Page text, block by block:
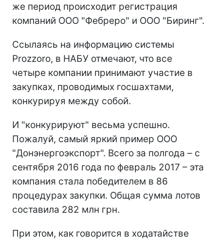
же период происходит регистрация
компаний ООО "Фебреро" и ООО "Биринг".
Ссылаясь на информацию системы
Prozzoro, в НАБУ отмечают, что все
четыре компании принимают участие в
закупках, проводимых госшахтами,
конкурируя между собой.
И "конкурируют" весьма успешно.
Пожалуй, самый яркий пример ООО
"Донэнергоэкспорт". Всего за полгода – с
сентября 2016 года по февраль 2017 – эта
компания стала победителем в 86
процедурах закупки. Общая сумма лотов
составила 282 млн грн.
При этом, как говорится в ходатайстве